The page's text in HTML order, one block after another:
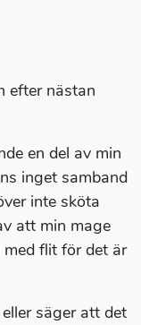
efter nästan
en del av min
inget samband
inte sköta
att min mage
flit för det är
säger att det